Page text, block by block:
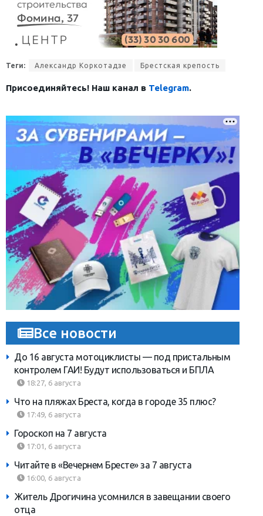
Теги: Александр Коркотадзе Брестская крепость
Присоединяйтесь! Наш канал в Telegram.
Все новости
До 16 августа мотоциклисты — под пристальным
контролем ГАИ! Будут использоваться и БПЛА
18:27, 6 августа
Что на пляжах Бреста, когда в городе 35 плюс?
17:49, 6 августа
Гороскоп на 7 августа
17:01, 6 августа
Читайте в «Вечернем Бресте» за 7 августа
16:00, 6 августа
Житель Дрогичина усомнился в завещании своего
отца